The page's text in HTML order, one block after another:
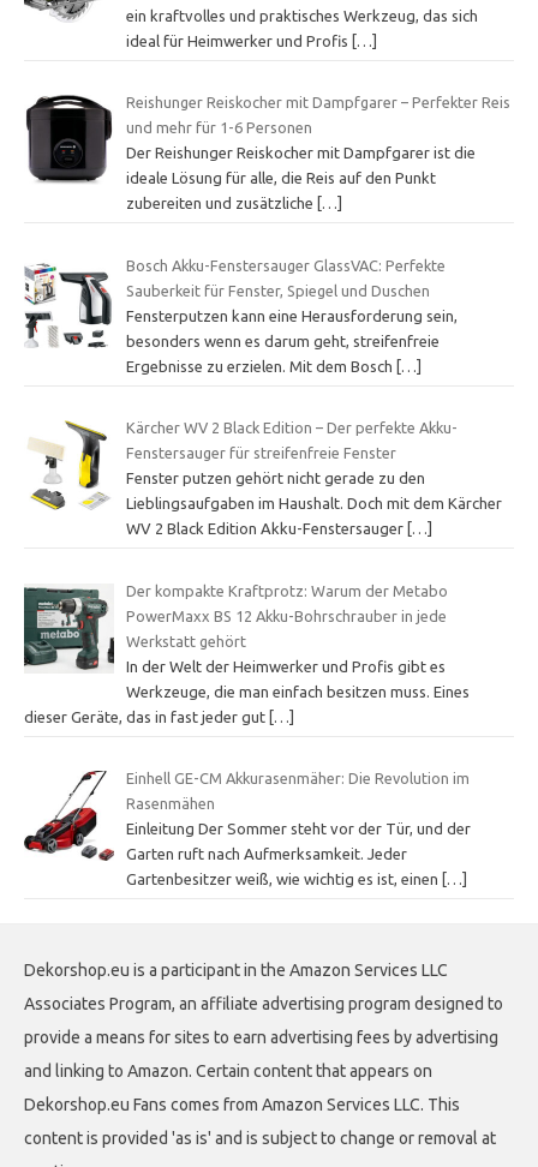
ein kraftvolles und praktisches Werkzeug, das sich
ideal für Heimwerker und Profis […]
Reishunger Reiskocher mit Dampfgarer – Perfekter Reis
und mehr für 1-6 Personen
Der Reishunger Reiskocher mit Dampfgarer ist die
ideale Lösung für alle, die Reis auf den Punkt
zubereiten und zusätzliche
[…]
Bosch Akku-Fenstersauger GlassVAC: Perfekte
Sauberkeit für Fenster, Spiegel und Duschen
Fensterputzen kann eine Herausforderung sein,
besonders wenn es darum geht, streifenfreie
Ergebnisse zu erzielen. Mit dem Bosch […]
Kärcher WV 2 Black Edition – Der perfekte Akku-
Fenstersauger für streifenfreie Fenster
Fenster putzen gehört nicht gerade zu den
Lieblingsaufgaben im Haushalt. Doch mit dem Kärcher
WV 2 Black Edition Akku-Fenstersauger […]
Der kompakte Kraftprotz: Warum der Metabo
PowerMaxx BS 12 Akku-Bohrschrauber in jede
Werkstatt gehört
In der Welt der Heimwerker und Profis gibt es
Werkzeuge, die man einfach besitzen muss. Eines
dieser Geräte, das in fast jeder gut […]
Einhell GE-CM Akkurasenmäher: Die Revolution im
Rasenmähen
Einleitung Der Sommer steht vor der Tür, und der
Garten ruft nach Aufmerksamkeit. Jeder
Gartenbesitzer weiß, wie wichtig es ist, einen
[…]
Dekorshop.eu is a participant in the Amazon Services LLC
Associates Program, an affiliate advertising program designed to
provide a means for sites to earn advertising fees by advertising
and linking to Amazon. Certain content that appears on
Dekorshop.eu Fans comes from Amazon Services LLC. This
content is provided 'as is' and is subject to change or removal at